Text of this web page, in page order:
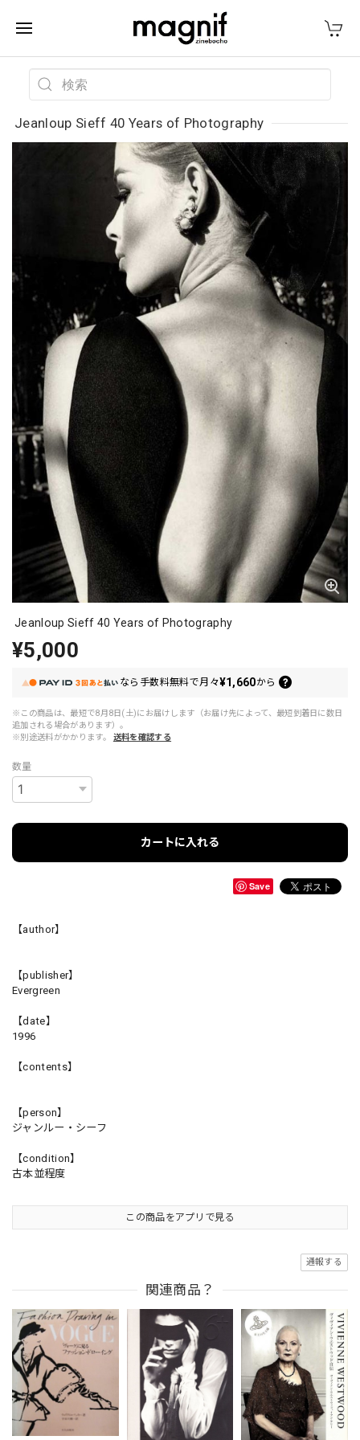
Jeanloup Sieff 40 Years of Photography
Jeanloup Sieff 40 Years of Photography
¥5,000
なら 手数料無料で月々¥1,660から
※この商品は、最短で8月8日(土)にお届けします（お届け先によって、最短到着日に数日
追加される場合があります）。
※別途送料がかかります。
送料を確認する
数量
カートに入れる
Save
【author】
【publisher】
Evergreen
【date】
1996
【contents】
【person】
ジャンルー・シーフ
【condition】
古本並程度
この商品をアプリで見る
通報する
関連商品？